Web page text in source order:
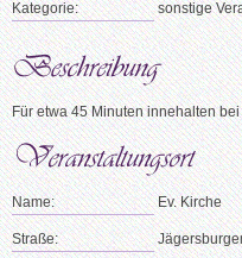
Kategorie: sonstige
Für etwa 45 Minuten innehalten
Name: Ev. Kirche
Straße: